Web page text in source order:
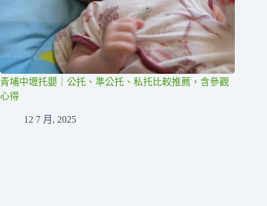
青埔中壢托嬰｜公托、準公托、私托比較推薦，含參觀
心得
12 7 月, 2025